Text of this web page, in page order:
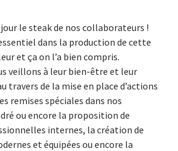
le steak de nos collaborateurs !
dans la production de cette
et ça on l’a bien compris.
veillons à leur bien-être et leur
travers de la mise en place d’actions
remises spéciales dans nos
ou encore la proposition de
internes, la création de
et équipées ou encore la